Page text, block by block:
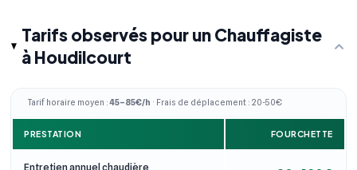
Tarifs observés pour un Chauffagiste
à Houdilcourt
Tarif horaire moyen :45–85€/h · Frais de déplacement : 20-50€
PRESTATION FOURCHETTE
Entretien annuel chaudière